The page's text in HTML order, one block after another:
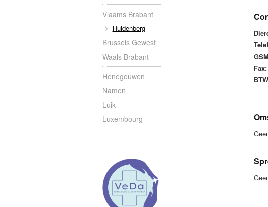
Vlaams Brabant
Huldenberg
Brussels Gewest
Waals Brabant
Henegouwen
Namen
Luik
Luxembourg
Fax: